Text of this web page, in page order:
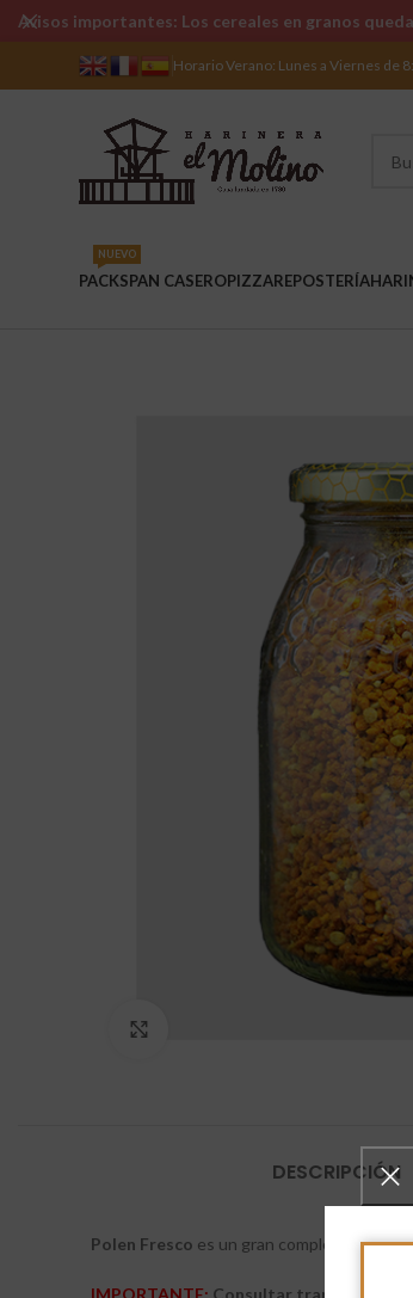
Horario Verano: Lunes a Viernes de
PACKS
NUEVO
PAN CASEROPIZZAREPOSTERÍA
DESCRIPCIÓN
Polen Fresco es un gran complemento
IMPORTANTE: Consultar transporte
Avisos importantes: Los cereales en granos